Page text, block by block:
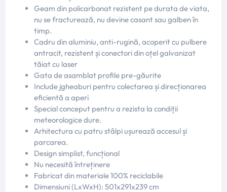
Geam din policarbonat rezistent pe durata de viata,
nu se fracturează, nu devine casant sau galben în
timp.
Cadru din aluminiu, anti-rugină, acoperit cu pulbere
antracit, rezistent și conectori din oțel galvanizat
tăiat cu laser
Gata de asamblat profile pre-găurite
Include jgheaburi pentru colectarea și direcționarea
eficientă a aperi
Special conceput pentru a rezista la condiții
meteorologice dure.
Arhitectura cu patru stâlpi ușurează accesul și
parcarea.
Design simplist, funcțional
Nu necesită întreținere
Fabricat din materiale 100% reciclabile
Dimensiuni (LxWxH): 501x291x239 cm